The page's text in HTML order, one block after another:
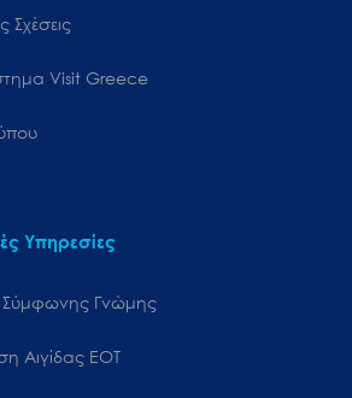
Σχέσεις
Visit Greece
Υπηρεσίες
Γνώμης
Αιγίδας ΕΟΤ